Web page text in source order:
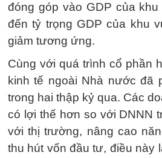
đóng góp vào GDP của
đến tỷ trọng GDP của khu
giảm tương ứng.
Cùng với quá trình cổ phần
kinh tế ngoài Nhà nước đã
trong hai thập kỷ qua. Các
có lợi thế hơn so với DNNN
với thị trường, nâng cao
thu hút vốn đầu tư, điều này